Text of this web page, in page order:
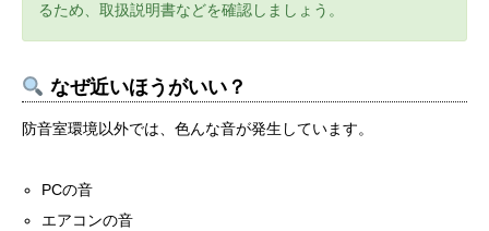
るため、取扱説明書などを確認しましょう。
なぜ近いほうがいい？
防音室環境以外では、色んな音が発生しています。
PCの音
エアコンの音